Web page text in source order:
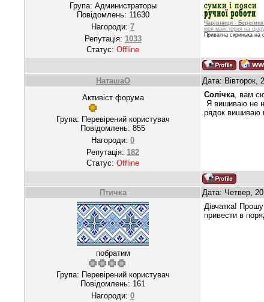
Група: Администраторы
Повідомлень: 11630
Нагороди:7
Репутація: 1033
Статус:Offline
Чарівниця -
моя майстерня на
Приватна скринька на
НаташаО Дата: Вівторок,
Активіст форума
Група: Перевірений користувач
Повідомлень:855
Нагороди:0
Репутація: 182
Статус:Offline
Солічка , вам
Я вишиваю не
рядок вишиваю
Птичка Дата: Четвер,
побратим
Група: Перевірений користувач
Повідомлень: 161
Нагороди:0
Дівчатка!
привести в